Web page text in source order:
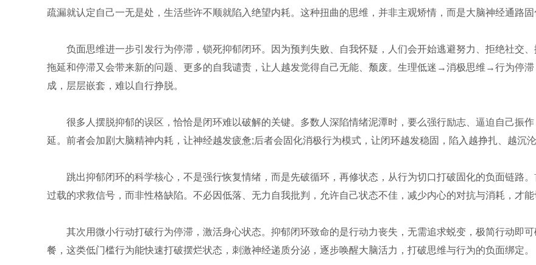
疏漏就认定自己一无是处，生活些许不顺就陷入绝望内耗。这种扭曲的思维，并非主观矫情，而是大脑神经通路固
负面思维进一步引发行为停滞，锁死抑郁闭环。因为预判失败、自我怀疑，人们会开始逃避努力、拒绝社交
拖延和停滞又会带来新的问题、更多的自我谴责，让人越发觉得自己无能、颓废。生理低迷→消极思维→行为停
成，层层嵌套，难以自行挣脱。
很多人摆脱抑郁的误区，恰恰是闭环难以破解的关键。多数人深陷情绪泥潭时，要么强行励志、逼迫自己振
延。前者会加剧大脑精神内耗，让神经越发疲惫;后者会固化消极行为模式，让闭环越发稳固，陷入越挣扎、越沉沦
跳出抑郁闭环的科学核心，不是强行恢复情绪，而是先破循环，再修状态，从行为切口打破固化的负面链路
过载的求救信号，而非性格缺陷。不必因低落、无力自我批判，允许自己状态不佳，减少内心的对抗与消耗，才能
其次用微小行动打破行为停滞，激活身心状态。抑郁闭环致命的是行动力丧失，无需追求蜕变，极简行动即
餐，这类低门槛行为能快速打破摆烂状态，刺激神经递质分泌，逐步唤醒大脑活力，打破思维与行为的负面绑定。